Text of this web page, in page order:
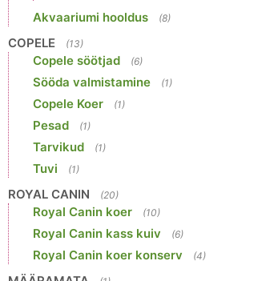
Akvaariumi hooldus (8)
COPELE (13)
Copele söötjad (6)
Sööda valmistamine (1)
Copele Koer (1)
Pesad (1)
Tarvikud (1)
Tuvi (1)
ROYAL CANIN (20)
Royal Canin koer (10)
Royal Canin kass kuiv (6)
Royal Canin koer konserv (4)